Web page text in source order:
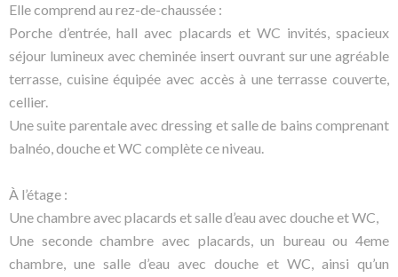
Elle comprend au rez-de-chaussée :
Porche d’entrée, hall avec placards et WC invités, spacieux
séjour lumineux avec cheminée insert ouvrant sur une agréable
terrasse, cuisine équipée avec accès à une terrasse couverte,
cellier.
Une suite parentale avec dressing et salle de bains comprenant
balnéo, douche et WC complète ce niveau.
À l’étage :
Une chambre avec placards et salle d’eau avec douche et WC,
Une seconde chambre avec placards, un bureau ou 4eme
chambre, une salle d’eau avec douche et WC, ainsi qu’un